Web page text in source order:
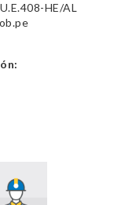
HE/AL